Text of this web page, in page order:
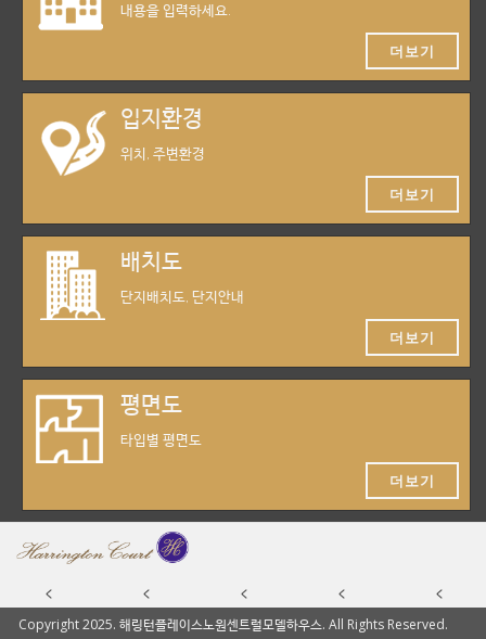
내용을 입력하세요.
더보기
입지환경
위치, 주변환경
더보기
배치도
단지배치도, 단지안내
더보기
평면도
타입별 평면도
더보기
Copyright 2025. 해링턴플레이스노원센트럴모델하우스. All Rights Reserved.